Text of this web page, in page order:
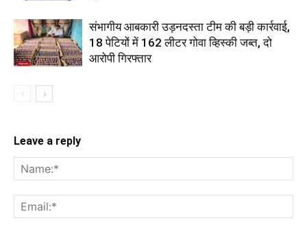
संभागीय आबकारी उड़नदस्ता टीम की बड़ी कार्रवाई,
18 पेटियों में 162 लीटर गोवा व्हिस्की जब्त, दो
आरोपी गिरफ्तार
Leave a reply